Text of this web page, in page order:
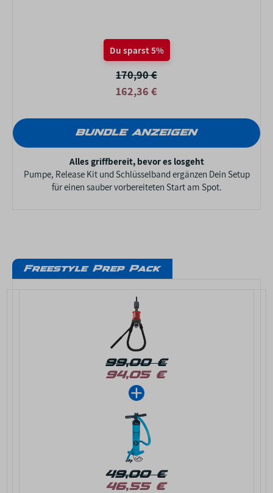
Du sparst 5%
170,90 €
162,36 €
BUNDLE ANZEIGEN
Alles griffbereit, bevor es losgeht
Pumpe, Release Kit und Schlüsselband ergänzen Dein Setup
für einen sauber vorbereiteten Start am Spot.
Freestyle Prep Pack
94,05 €
99,00 €
46,55 €
49,00 €